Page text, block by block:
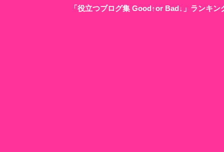
「役立つブログ集 Good↑or Bad↓」ランキ